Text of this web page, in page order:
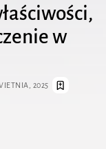
w
2025